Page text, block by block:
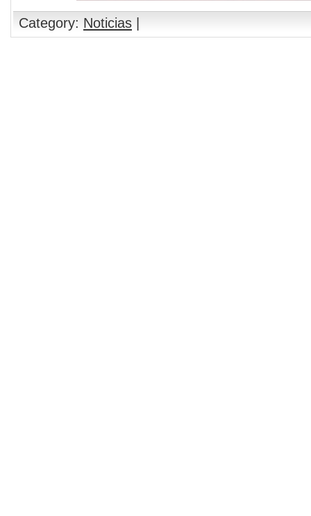
Category: Noticias